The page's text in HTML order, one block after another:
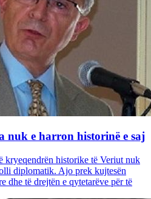
e harron historinë e saj
kryeqendrën historike të Veriut nuk
diplomatik. Ajo prek kujtesën
dhe të drejtën e qytetarëve për të